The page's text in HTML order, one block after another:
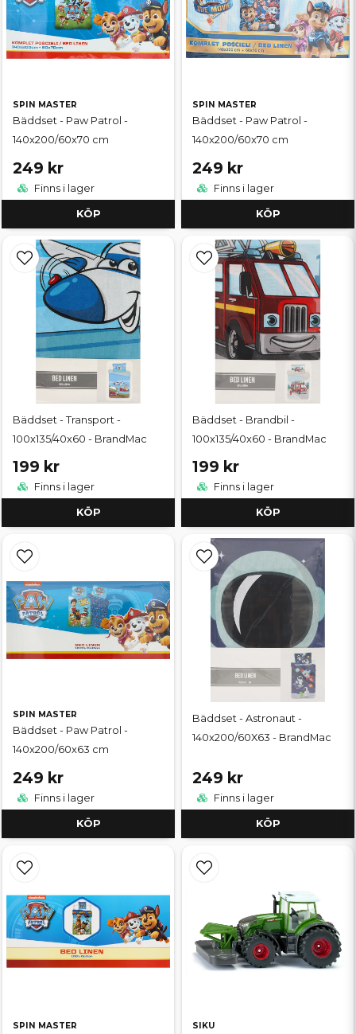
SPIN MASTER
Bäddset - Paw Patrol -
140x200/60x70 cm
249 kr
Finns i lager
KÖP
SPIN MASTER
Bäddset - Paw Patrol -
140x200/60x70 cm
249 kr
Finns i lager
KÖP
Bäddset - Transport -
100x135/40x60 - BrandMac
199 kr
Finns i lager
KÖP
Bäddset - Brandbil -
100x135/40x60 - BrandMac
199 kr
Finns i lager
KÖP
SPIN MASTER
Bäddset - Paw Patrol -
140x200/60x63 cm
249 kr
Finns i lager
KÖP
Bäddset - Astronaut -
140x200/60X63 - BrandMac
249 kr
Finns i lager
KÖP
SPIN MASTER SIKU